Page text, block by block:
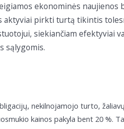
ekonominės naujienos
aktyviai pirkti turtą tikintis
siekiančiam efektyviai
sąlygomis.
nekilnojamojo turto,
kainos pakyla bent 20 %.